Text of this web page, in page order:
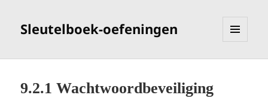
Sleutelboek-oefeningen
9.2.1 Wachtwoordbeveiliging